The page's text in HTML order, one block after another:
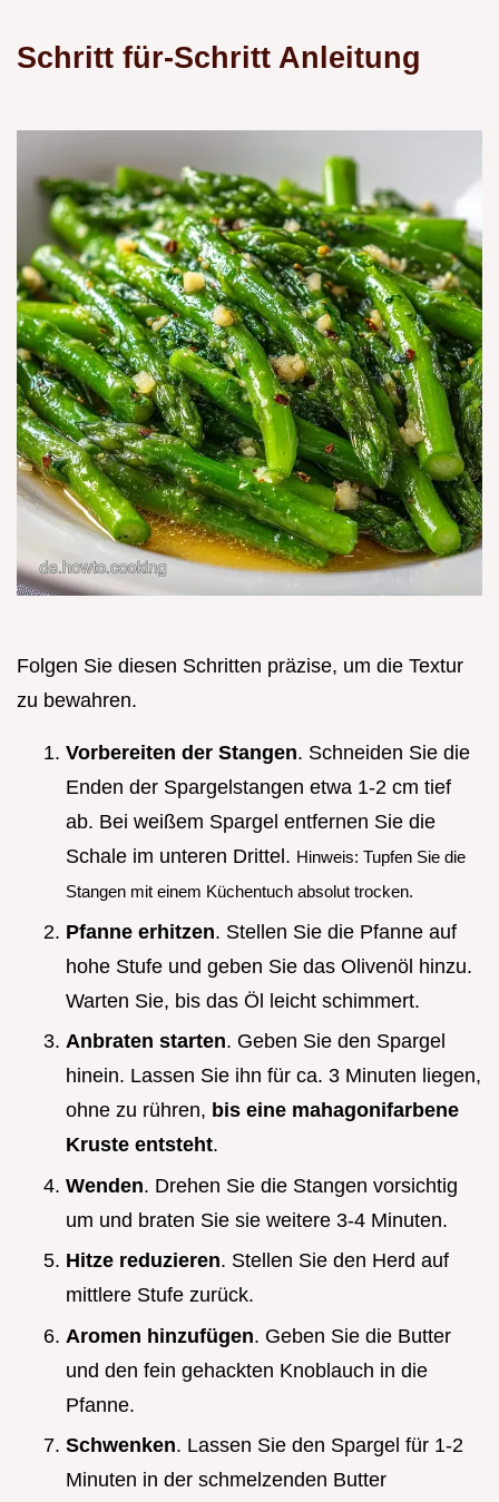
Schritt für-Schritt Anleitung
Folgen Sie diesen Schritten präzise, um die Textur
zu bewahren.
Vorbereiten der Stangen. Schneiden Sie die
Enden der Spargelstangen etwa 1-2 cm tief
ab. Bei weißem Spargel entfernen Sie die
Schale im unteren Drittel. Hinweis: Tupfen Sie die
Stangen mit einem Küchentuch absolut trocken.
Pfanne erhitzen. Stellen Sie die Pfanne auf
hohe Stufe und geben Sie das Olivenöl hinzu.
Warten Sie, bis das Öl leicht schimmert.
Anbraten starten. Geben Sie den Spargel
hinein. Lassen Sie ihn für ca. 3 Minuten liegen,
ohne zu rühren, bis eine mahagonifarbene
Kruste entsteht.
Wenden. Drehen Sie die Stangen vorsichtig
um und braten Sie sie weitere 3-4 Minuten.
Hitze reduzieren. Stellen Sie den Herd auf
mittlere Stufe zurück.
Aromen hinzufügen. Geben Sie die Butter
und den fein gehackten Knoblauch in die
Pfanne.
Schwenken. Lassen Sie den Spargel für 1-2
Minuten in der schmelzenden Butter